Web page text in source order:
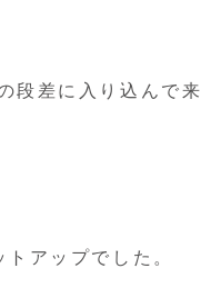
段差に入り込んで
アップでした。